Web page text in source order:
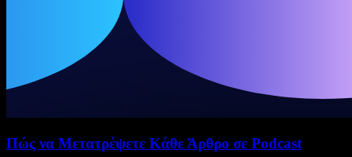
Πώς να Μετατρέψετε Κάθε Άρθρο σε Podcast